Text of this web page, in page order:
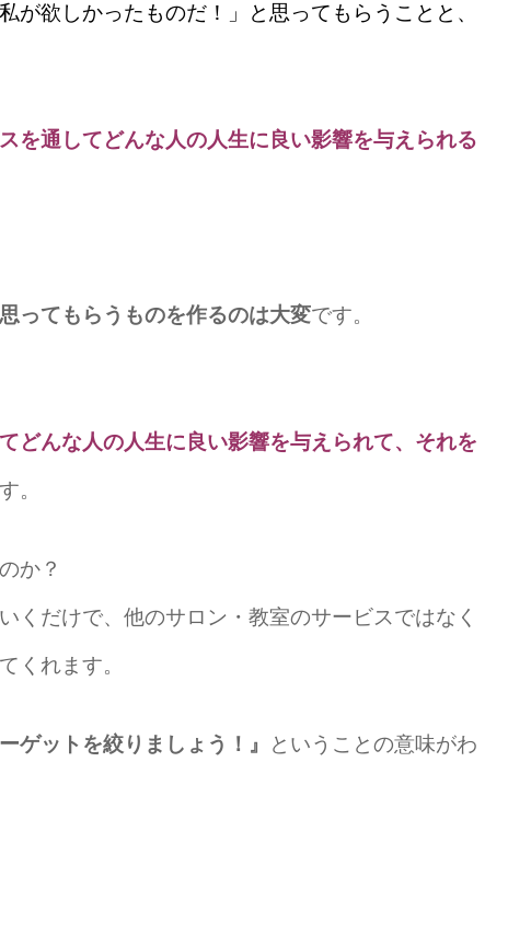
が欲しかったものだ！」と思ってもらうことと、
スを通 してどんな人の人生に良い影響を与えられる
ってもらうものを作るのは大変です。
てどんな人の人生に良い影響を与えられて、それを
。
か？
くだけで、他のサロン・教室のサービスではなく
くれます。
ゲットを絞りましょう！』 ということの意味がわ